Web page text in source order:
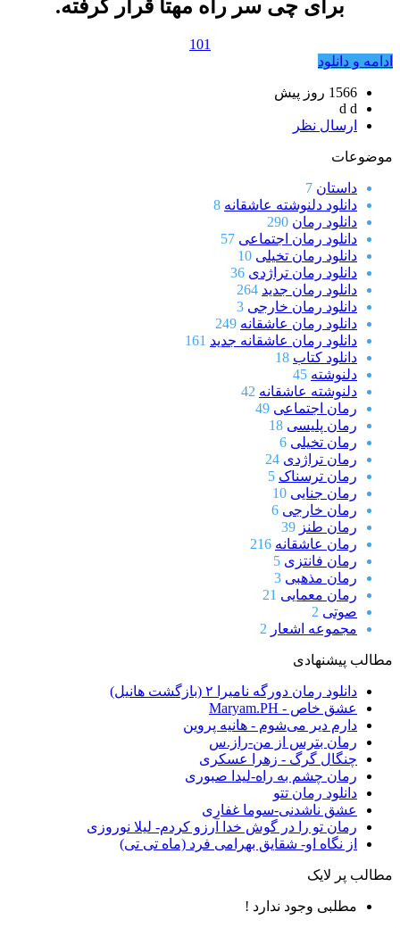
برای چی سر راه مهتا قرار گرفته.
101
ادامه و دانلود
1566 روز پيش
d d
ارسال نظر
موضوعات
داستان 7
دانلود دلنوشته عاشقانه 8
دانلود رمان 290
دانلود رمان اجتماعی 57
دانلود رمان تخیلی 10
دانلود رمان تراژدی 36
دانلود رمان جدید 264
دانلود رمان خارجی 3
دانلود رمان عاشقانه 249
دانلود رمان عاشقانه جدید 161
دانلود کتاب 18
دلنوشته 45
دلنوشته عاشقانه 42
رمان اجتماعی 49
رمان پلیسی 18
رمان تخیلی 6
رمان تراژدی 24
رمان ترسناک 5
رمان جنایی 10
رمان خارجی 6
رمان طنز 39
رمان عاشقانه 216
رمان فانتزی 5
رمان مذهبی 3
رمان معمایی 21
صوتی 2
مجموعه اشعار 2
مطالب پیشنهادی
دانلود رمان دورگه نامیرا ۲ (بازگشت هانیل)
عشق خاص - Maryam.PH
دارم دیر می‌شوم - هانیه پروین
رمان بترس از من-راز.س
چنگال گرگ - زهرا عسکری
رمان چشم به راه-لیدا صبوری
دانلود رمان تتو
عشق ناشدنی-سوما غفاری
رمان تو را در گوش خدا آرزو کردم- لیلا نوروزی
از نگاه او- شقایق بهرامی فرد (ماه تی تی)
مطالب پر لایک
مطلبی وجود ندارد !